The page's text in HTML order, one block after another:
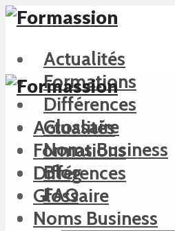
Actualités
Formations
Différences
Glossaire
Noms Business
Blog
FAQ
Actualités
Formations
Différences
Glossaire
Noms Business